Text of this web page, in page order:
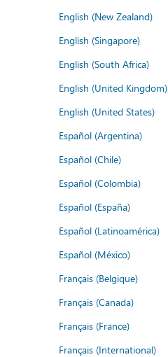
English (New Zealand)
English (Singapore)
English (South Africa)
English (United Kingdom)
English (United States)
Español (Argentina)
Español (Chile)
Español (Colombia)
Español (España)
Español (Latinoamérica)
Español (México)
Français (Belgique)
Français (Canada)
Français (France)
Français (International)